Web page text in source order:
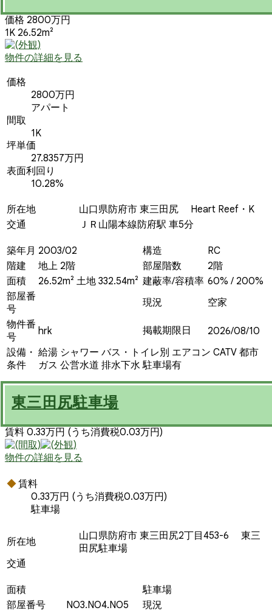
価格 2800万円
1K 26.52m²
物件の詳細を見る
価格
2800万円
アパート
間取
1K
坪単価
27.8357万円
表面利回り
10.28%
所在地
山口県防府市 東三田尻 Heart Reef・K
交通
ＪＲ山陽本線防府駅 車5分
築年月 2003/02 構造
RC
階建
地上 2階 部屋階数
2階
面積
26.52m² 土地 332.54m² 建蔽率/容積率 60% / 200%
部屋番
号
現況
空家
物件番
号
hrk 掲載期限日
2026/08/10
設備・
条件
給湯 シャワー バス・トイレ別 エアコン CATV 都市
ガス 公営水道 排水下水 駐車場有
東三田尻駐車場
賃料 0.33万円 (うち消費税0.03万円)
物件の詳細を見る
賃料
0.33万円 (うち消費税0.03万円)
駐車場
所在地
山口県防府市 東三田尻2丁目453-6 東三
田尻駐車場
交通
面積
駐車場
部屋番号
NO3.NO4.NO5
現況